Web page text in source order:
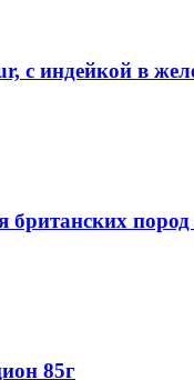
с индейкой в
пород
85г